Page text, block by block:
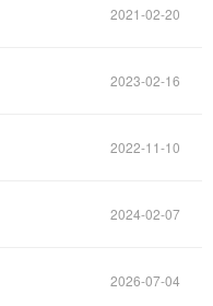
2021-02-20
2023-02-16
2022-11-10
2024-02-07
2026-07-04